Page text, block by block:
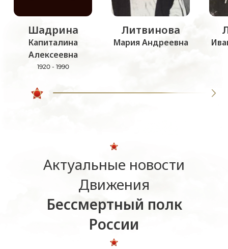
Шадрина
Капиталина
Алексеевна
1920 - 1990
Литвинова
Мария Андреевна
Актуальные новости
Движения
Бессмертный полк
России